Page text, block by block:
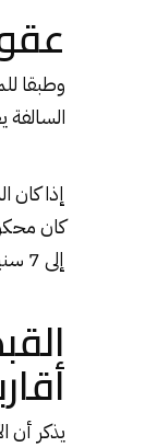
السالفة
إلى 7 سنين، وأما فى الأحوال الأخرى فتكون العقوبة الحبس.
يذكر أن